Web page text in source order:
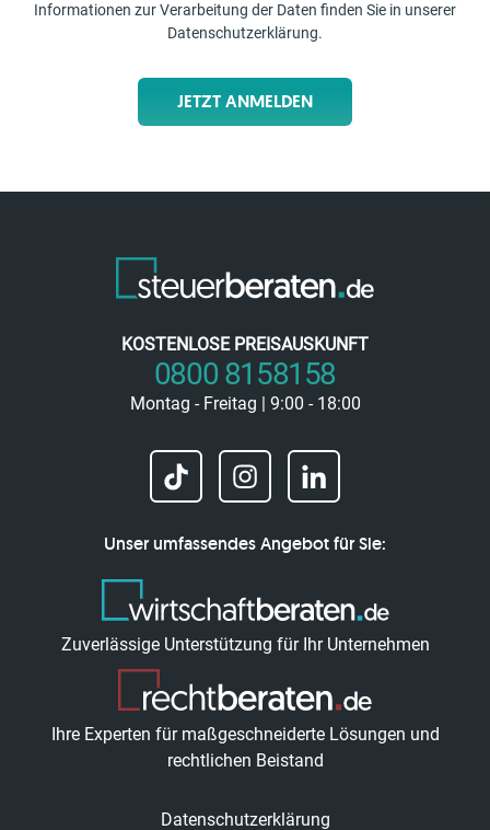
Informationen zur Verarbeitung der Daten finden Sie in unserer
Datenschutzerklärung.
JETZT ANMELDEN
KOSTENLOSE PREISAUSKUNFT
0800 8158158
Montag - Freitag | 9:00 - 18:00
Unser umfassendes Angebot für Sie:
Zuverlässige Unterstützung für Ihr Unternehmen
Ihre Experten für maßgeschneiderte Lösungen und
rechtlichen Beistand
Datenschutzerklärung